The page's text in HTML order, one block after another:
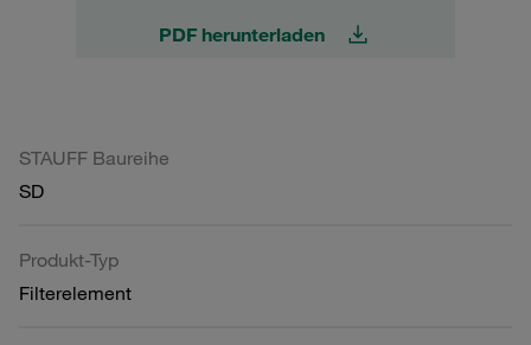
PDF herunterladen
STAUFF Baureihe
SD
Produkt-Typ
Filterelement